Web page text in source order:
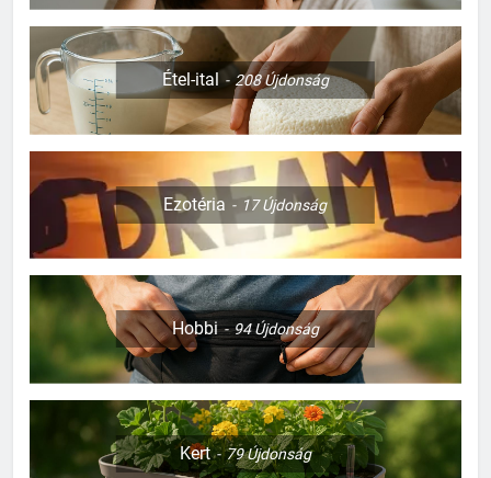
Étel-ital 208Újdonság
Ezotéria 17Újdonság
Hobbi 94Újdonság
Kert 79Újdonság